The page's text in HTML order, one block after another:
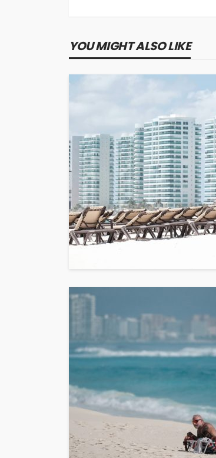
YOU MIGHT ALSO LIKE